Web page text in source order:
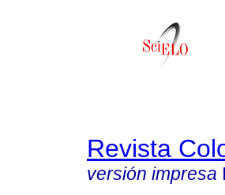
Revista
versión impresa